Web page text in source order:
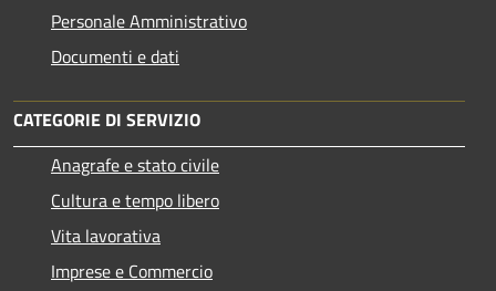
Personale Amministrativo
Documenti e dati
CATEGORIE DI SERVIZIO
Anagrafe e stato civile
Cultura e tempo libero
Vita lavorativa
Imprese e Commercio